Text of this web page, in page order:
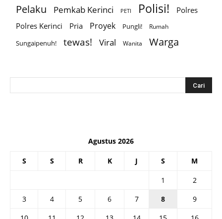
Pelaku Pemkab Kerinci PETI Polisi!
Polres
Polres Kerinci
Pria Proyek Pungli! Rumah
Sungaipenuh! tewas! Viral Wanita Warga
Agustus 2026
S S R K J S M
1
2
3
4 5 6 7 8
9